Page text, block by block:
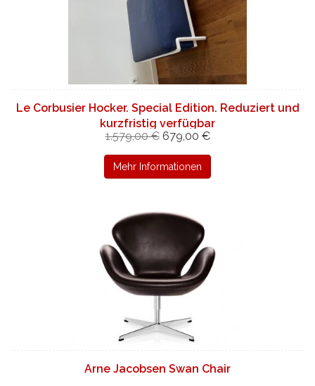
Le Corbusier Hocker. Special Edition. Reduziert und
kurzfristig verfügbar
1.579,00 € 679,00 €
Mehr Informationen
Arne Jacobsen Swan Chair